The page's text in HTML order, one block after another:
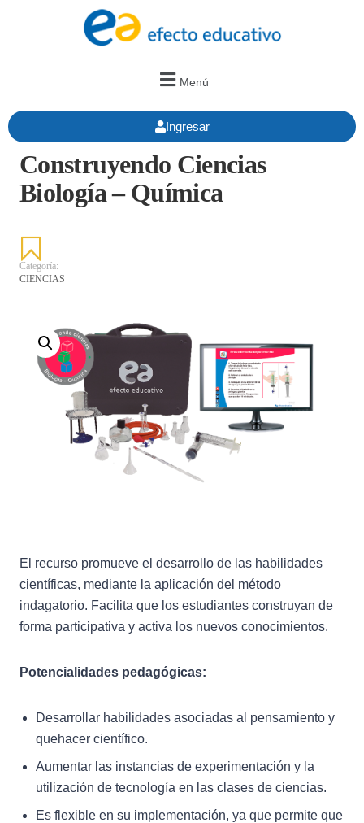
Menú
Ingresar
Construyendo Ciencias
Biología – Química
Categoría:
CIENCIAS
El recurso promueve el desarrollo de las habilidades
científicas, mediante la aplicación del método
indagatorio. Facilita que los estudiantes construyan de
forma participativa y activa los nuevos conocimientos.
Potencialidades pedagógicas:
Desarrollar habilidades asociadas al pensamiento y
quehacer científico.
Aumentar las instancias de experimentación y la
utilización de tecnología en las clases de ciencias.
Es flexible en su implementación, ya que permite que